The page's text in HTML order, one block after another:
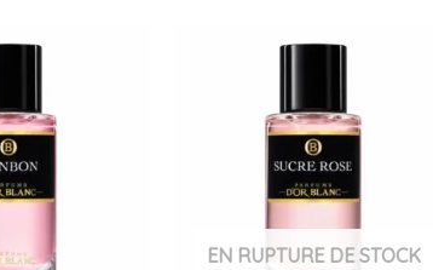
EN RUPTURE DE STOCK